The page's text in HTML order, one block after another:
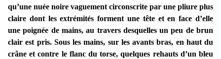
qu’une nuée noire vaguement circonscrite par une pliure plus
claire dont les extrémités forment une tête et en face d’elle
une poignée de mains, au travers desquelles un peu de brun
clair est pris. Sous les mains, sur les avants bras, en haut du
crâne et contre le flanc du torse, quelques rehauts d’un bleu